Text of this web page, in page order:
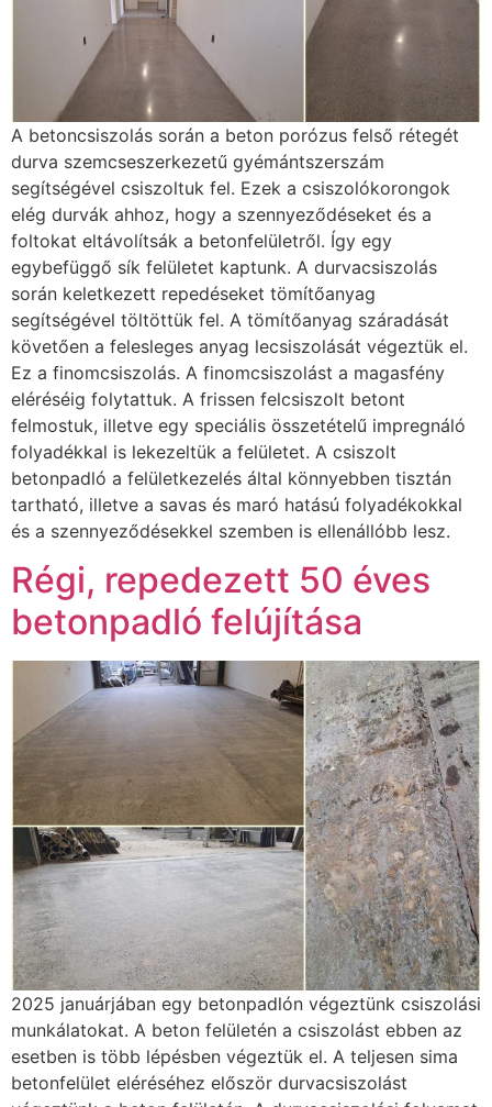
A betoncsiszolás során a beton porózus felső rétegét
durva szemcseszerkezetű gyémántszerszám
segítségével csiszoltuk fel. Ezek a csiszolókorongok
elég durvák ahhoz, hogy a szennyeződéseket és a
foltokat eltávolítsák a betonfelületről. Így egy
egybefüggő sík felületet kaptunk. A durvacsiszolás
során keletkezett repedéseket tömítőanyag
segítségével töltöttük fel. A tömítőanyag száradását
követően a felesleges anyag lecsiszolását végeztük el.
Ez a finomcsiszolás. A finomcsiszolást a magasfény
eléréséig folytattuk. A frissen felcsiszolt betont
felmostuk, illetve egy speciális összetételű impregnáló
folyadékkal is lekezeltük a felületet. A csiszolt
betonpadló a felületkezelés által könnyebben tisztán
tartható, illetve a savas és maró hatású folyadékokkal
és a szennyeződésekkel szemben is ellenállóbb lesz.
Régi, repedezett 50 éves
betonpadló felújítása
2025 januárjában egy betonpadlón végeztünk csiszolási
munkálatokat. A beton felületén a csiszolást ebben az
esetben is több lépésben végeztük el. A teljesen sima
betonfelület eléréséhez először durvacsiszolást